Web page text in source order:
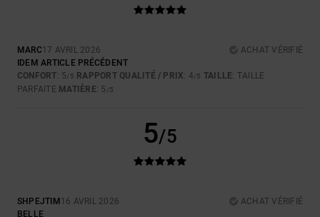
MARC17 AVRIL 2026
ACHAT VÉRIFIÉ
IDEM ARTICLE PRÉCÉDENT
CONFORT: 5/5 RAPPORT QUALITÉ / PRIX: 4/5 TAILLE: TAILLE
PARFAITE MATIÈRE: 5 /5
5/5
SHPEJTIM 16 AVRIL 2026
ACHAT VÉRIFIÉ
BELLE